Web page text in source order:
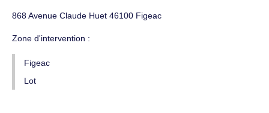
868 Avenue Claude Huet 46100 Figeac
Zone d'intervention :
Figeac
Lot